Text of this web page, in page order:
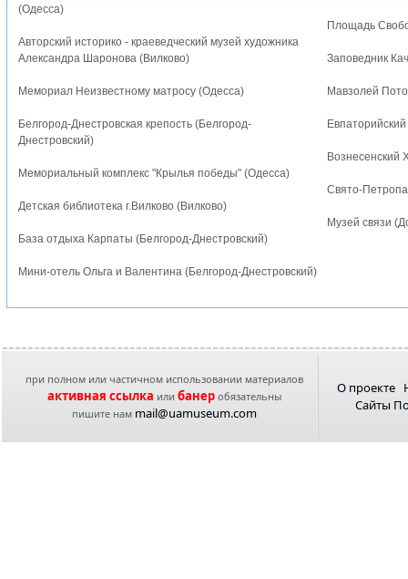
(Одесса)
Авторский историко - краеведческий музей художника
Александра Шаронова (Вилково)
Мемориал Неизвестному матросу (Одесса)
Белгород-Днестровская крепость (Белгород-
Днестровский)
Мемориальный комплекс "Крылья победы" (Одесса)
Детская библиотека г.Вилково (Вилково)
База отдыха Карпаты (Белгород-Днестровский)
Мини-отель Ольга и Валентина (Белгород-Днестровский)
Площадь
Заповедник
Мавзолей
Вознесенский
Свято-
Музей связи
при полном или частичном использовании материалов
активная ссылка или банеробязательны
пишите нам mail@uamuseum.com
О проекте
Сайты